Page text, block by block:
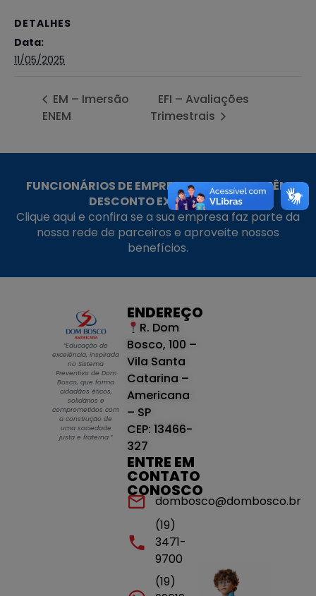
DETALHES
Data:
11/05/2025
EM – Imersão
ENEM
EFI – Avaliações
Trimestrais
FUNCIONÁRIOS DE EMPRESAS PARCEIRAS TÊM
DESCONTO EXCLUSIVO!
Clique aqui e confira se a sua empresa faz parte da
nossa rede de parceiros e aproveite nossos
benefícios.
“Educação de
excelência, inspirada
no Sistema
Preventivo de Dom
Bosco, que forma
cidadãos éticos,
solidários e
comprometidos com
a construção de
uma sociedade
justa e fraterna.”
ENDEREÇO
R. Dom
Bosco, 100 –
Vila Santa
Catarina –
Americana
– SP
CEP: 13466-
327
ENTRE EM
CONTATO
CONOSCO
dombosco@dombosco.br
(19)
3471-
9700
(19)